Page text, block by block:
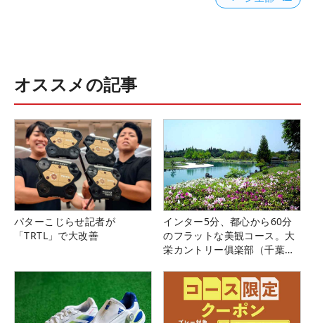
オススメの記事
パターこじらせ記者が
「TRTL」で大改善
インター5分、都心から60分
のフラットな美観コース。大
栄カントリー俱楽部（千葉